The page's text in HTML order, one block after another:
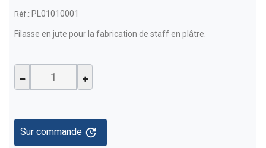
Réf.: PL01010001
Filasse en jute pour la fabrication de staff en plâtre.
Sur commande update